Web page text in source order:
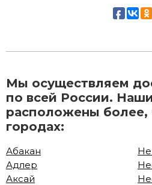
Мы осуществляем
по всей России.
расположены более,
городах:
Абакан
Адлер
Аксай